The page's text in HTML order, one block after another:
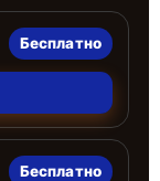
Бесплатно
Бесплатно